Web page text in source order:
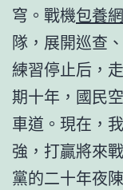
穹。戰機包養網
隊，展開巡查
練習停止后，
期十年，國民
車道。現在，
強，打贏將來戰
黨的二十年夜